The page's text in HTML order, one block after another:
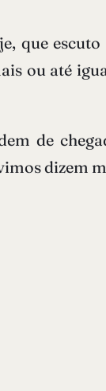
que escuto
ou até
de
dizem